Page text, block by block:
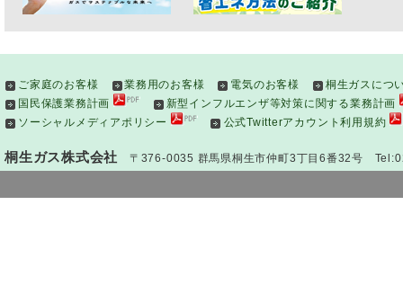
ご家庭のお客様 業務用のお客様 電気のお客様
桐生ガスにつ
国民保護業務計画
新型インフルエンザ等対策に関する業務計画
ソーシャルメディアポリシー
公式Twitterアカウント利用規約
桐生ガス株式会社 〒376-0035 群馬県桐生市仲町3丁目6番32号